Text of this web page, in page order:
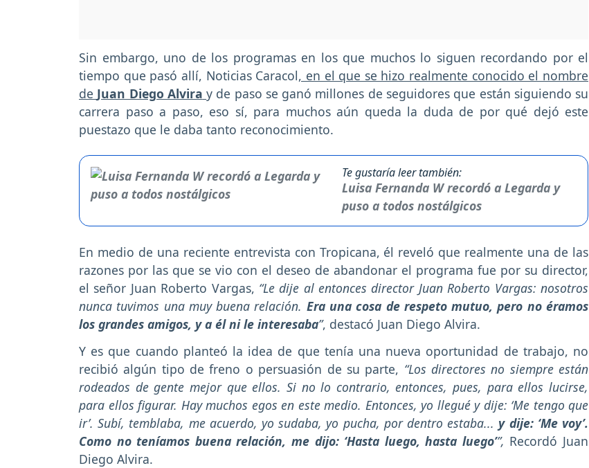
Sin embargo, uno de los programas en los que muchos lo siguen recordando por el
tiempo que pasó allí, Noticias Caracol, en el que se hizo realmente conocido el nombre
de Juan Diego Alvira y de paso se ganó millones de seguidores que están siguiendo su
carrera paso a paso, eso sí, para muchos aún queda la duda de por qué dejó este
puestazo que le daba tanto reconocimiento.
Te gustaría leer también:
Luisa Fernanda W recordó a Legarda y
puso a todos nostálgicos
En medio de una reciente entrevista con Tropicana, él reveló que realmente una de las
razones por las que se vio con el deseo de abandonar el programa fue por su director,
el señor Juan Roberto Vargas, “Le dije al entonces director Juan Roberto Vargas: nosotros
nunca tuvimos una muy buena relación. Era una cosa de respeto mutuo, pero no éramos
los grandes amigos, y a él ni le interesaba”, destacó Juan Diego Alvira.
Y es que cuando planteó la idea de que tenía una nueva oportunidad de trabajo, no
recibió algún tipo de freno o persuasión de su parte, “Los directores no siempre están
rodeados de gente mejor que ellos. Si no lo contrario, entonces, pues, para ellos lucirse,
para ellos figurar. Hay muchos egos en este medio. Entonces, yo llegué y dije: ‘Me tengo que
ir’. Subí, temblaba, me acuerdo, yo sudaba, yo pucha, por dentro estaba... y dije: ‘Me voy’.
Como no teníamos buena relación, me dijo: ‘Hasta luego, hasta luego’”, Recordó Juan
Diego Alvira.